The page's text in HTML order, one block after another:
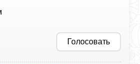
Голосовать